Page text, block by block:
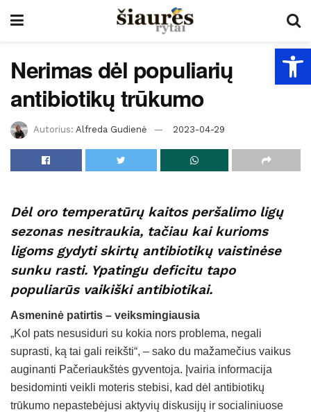
Nerimas dėl populiarių
antibiotikų trūkumo
Autorius: Alfreda Gudienė 2023-04-29
Dėl oro temperatūrų kaitos peršalimo ligų
sezonas nesitraukia, tačiau kai kurioms
ligoms gydyti skirtų antibiotikų vaistinėse
sunku rasti. Ypatingu deficitu tapo
populiarūs vaikiški antibiotikai.
Asmeninė patirtis – veiksmingiausia
„Kol pats nesusiduri su kokia nors problema, negali
suprasti, ką tai gali reikšti“, – sako du mažamečius vaikus
auginanti Pačeriaukštės gyventoja. Įvairia informacija
besidominti veikli moteris stebisi, kad dėl antibiotikų
trūkumo nepastebėjusi aktyvių diskusijų ir socialiniuose